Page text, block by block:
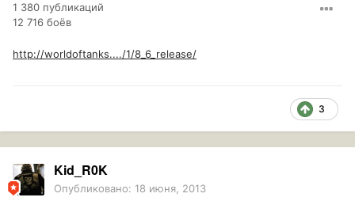
1 380 публикаций
12 716 боёв
http://worldoftanks..../1/8_6_release/
3
Kid_R0K
Опубликовано: 18 июня, 2013